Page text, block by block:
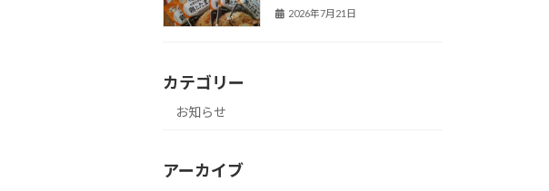
2026年7月21日
カテゴリー
お知らせ
アーカイブ